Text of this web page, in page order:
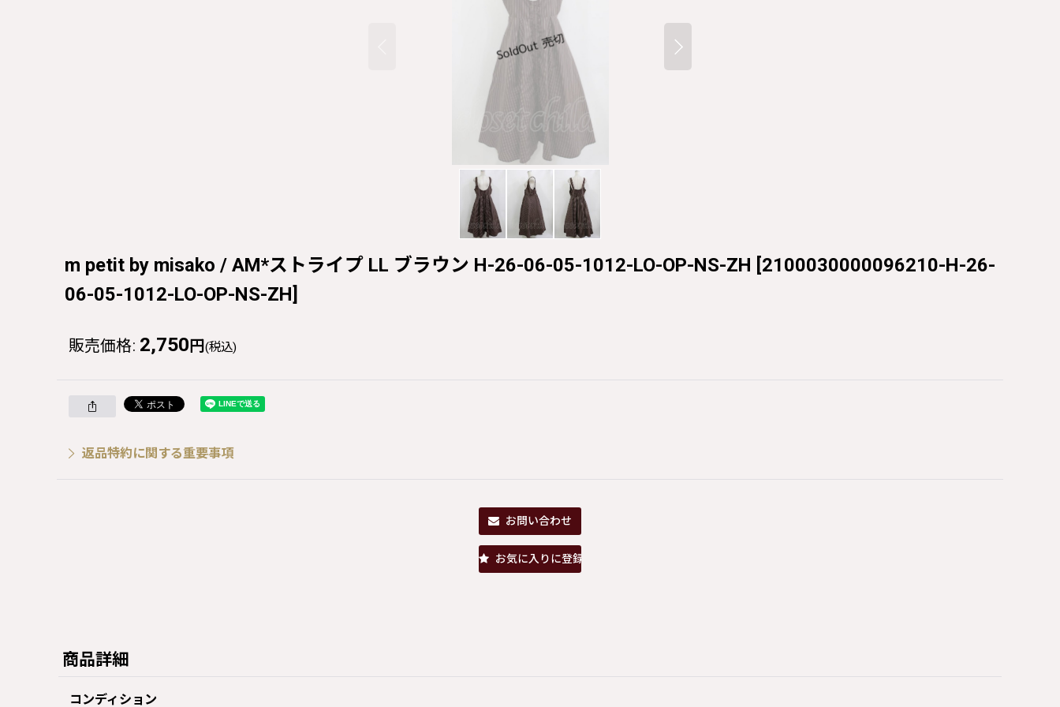
m petit by misako / AM*ストライプ LL ブラウン H-26-06-05-1012-LO-OP-NS-ZH [2100030000096210-H-26-
06-05-1012-LO-OP-NS-ZH]
販売価格: 2,750 円 (税込)
返品特約に関する重要事項
お問い合わせ
お気に入りに登録
商品詳細
コンディション